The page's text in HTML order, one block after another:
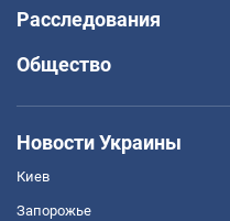
Расследования
Общество
Новости Украины
Киев
Запорожье